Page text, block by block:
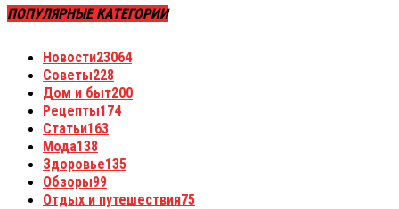
ПОПУЛЯРНЫЕ КАТЕГОРИИ
Новости23064
Советы228
Дом и быт200
Рецепты174
Статьи163
Мода138
Здоровье135
Обзоры99
Отдых и путешествия75